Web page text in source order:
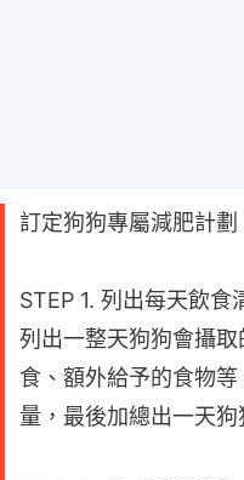
訂定狗狗專屬減肥計
STEP 1. 列出每天飲食
列出一整天狗狗會攝
食、額外給予的食物
量，最後加總出一天狗